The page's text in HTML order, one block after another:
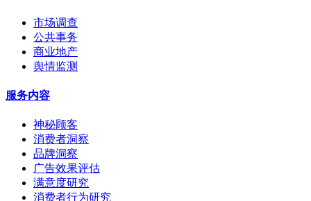
市场调查
公共事务
商业地产
舆情监测
服务内容
神秘顾客
消费者洞察
品牌洞察
广告效果评估
满意度研究
消费者行为研究